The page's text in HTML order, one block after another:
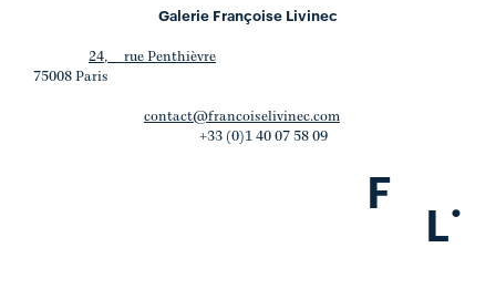
Galerie Françoise Livinec
24, rue Penthièvre
75008 Paris
contact@francoiselivinec.com
+33 (0)1 40 07 58 09
F
L.